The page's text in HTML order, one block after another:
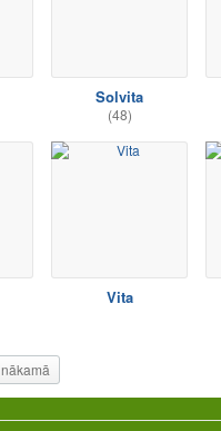
Solvita
(48)
Vita
nākamā